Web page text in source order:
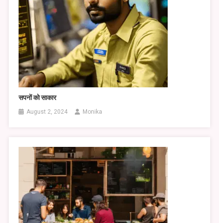
सपनों को साकार
August 2, 2024 Monika